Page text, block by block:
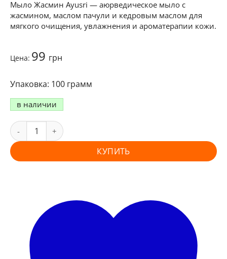
Мыло Жасмин Ayusri — аюрведическое мыло с
жасмином, маслом пачули и кедровым маслом для
мягкого очищения, увлажнения и ароматерапии кожи.
Цена: 99 грн
100 грамм
в наличии
КУПИТЬ